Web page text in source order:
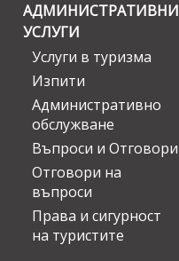
АДМИНИСТРАТИВНИ
УСЛУГИ
Услуги в туризма
Изпити
Административно
обслужване
Въпроси и Отговори
Отговори на
въпроси
Права и сигурност
на туристите